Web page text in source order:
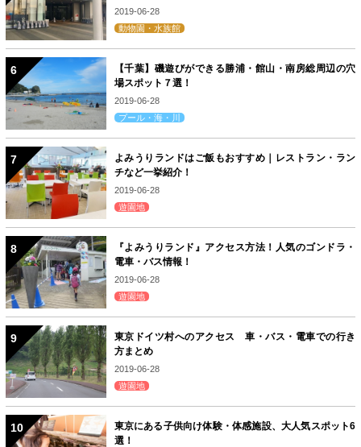
2019-06-28
動物園・水族館
【千葉】磯遊びができる勝浦・館山・南房総周辺の穴
場スポット７選！
2019-06-28
プール・海・川
よみうりランドはご飯もおすすめ｜レストラン・ラン
チなど一挙紹介！
2019-06-28
遊園地
『よみうりランド』アクセス方法！人気のゴンドラ・
電車・バス情報！
2019-06-28
遊園地
東京ドイツ村へのアクセス 車・バス・電車での行き
方まとめ
2019-06-28
遊園地
東京にある子供向け体験・体感施設、大人気スポット6
選！